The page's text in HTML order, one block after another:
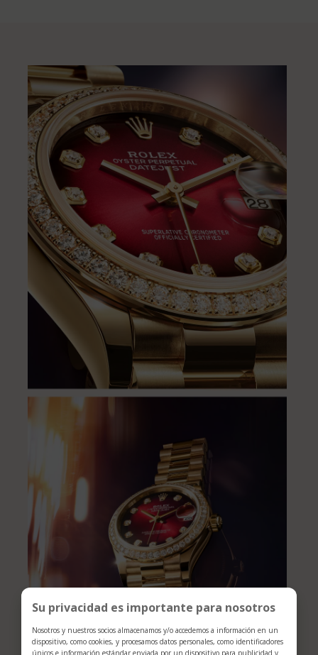
Su privacidad es importante para nosotros
Nosotros y nuestros socios almacenamos y/o accedemos a información en un
dispositivo, como cookies, y procesamos datos personales, como identificadores
únicos e información estándar enviada por un dispositivo para publicidad y